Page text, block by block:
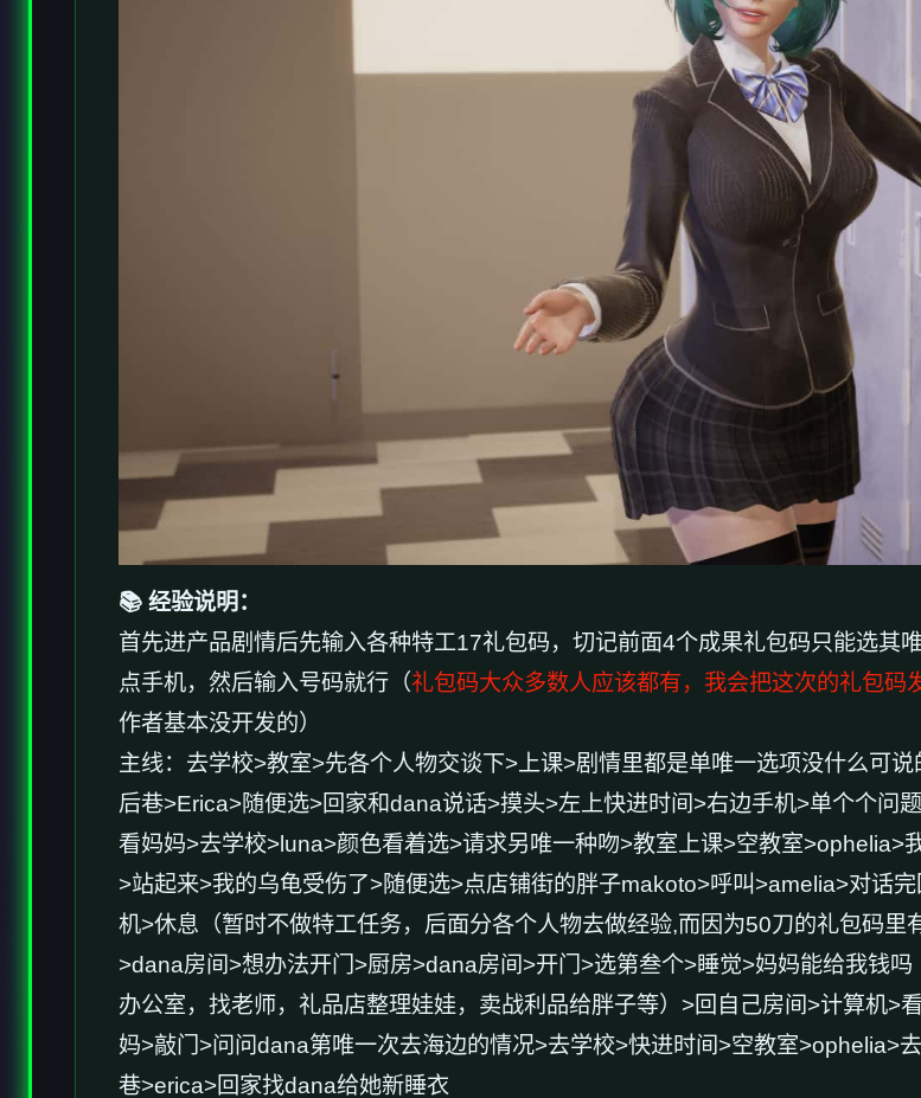
📚 经验说明：
首先进产品剧情后先输入各种特工17礼包码，切记前面4个成果礼包码只能选其
点手机，然后输入号码就行（礼包码大众多数人应该都有，我会把这次的礼包码
作者基本没开发的）
主线：去学校>教室>先各个人物交谈下>上课>剧情里都是单唯一选项没什么可说
后巷>Erica>随便选>回家和dana说话>摸头>左上快进时间>右边手机>单个个问
看妈妈>去学校>luna>颜色看着选>请求另唯一种吻>教室上课>空教室>ophelia>
>站起来>我的乌龟受伤了>随便选>点店铺街的胖子makoto>呼叫>amelia>对话
机>休息（暂时不做特工任务，后面分各个人物去做经验,而因为50刀的礼包码
>dana房间>想办法开门>厨房>dana房间>开门>选第叁个>睡觉>妈妈能给我钱
办公室，找老师，礼品店整理娃娃，卖战利品给胖子等）>回自己房间>计算机>
妈>敲门>问问dana第唯一次去海边的情况>去学校>快进时间>空教室>ophelia>
巷>erica>回家找dana给她新睡衣